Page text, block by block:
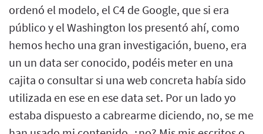
ordenó el modelo, el C4 de Google, que si era
público y el Washington los presentó ahí, como
hemos hecho una gran investigación, bueno, era
un un data ser conocido, podéis meter en una
cajita o consultar si una web concreta había sido
utilizada en ese en ese data set. Por un lado yo
estaba dispuesto a cabrearme diciendo, no, se me